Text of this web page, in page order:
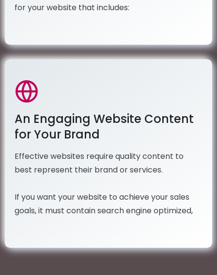
for your website that includes:
An Engaging Website Content
for Your Brand
Effective websites require quality content to
best represent their brand or services.
If you want your website to achieve your sales
goals, it must contain search engine optimized,